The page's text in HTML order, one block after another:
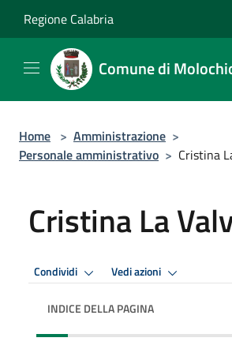
Regione Calabria
Comune di
Home > Amministrazione >
Personale amministrativo > Cristina
Cristina La
Condividi Vedi azioni
INDICE DELLA PAGINA